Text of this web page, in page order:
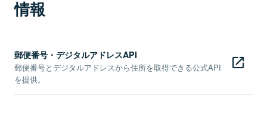
情報
郵便番号・デジタルアドレスAPI
郵便番号とデジタルアドレスから住所を取得できる公式API
を提供。